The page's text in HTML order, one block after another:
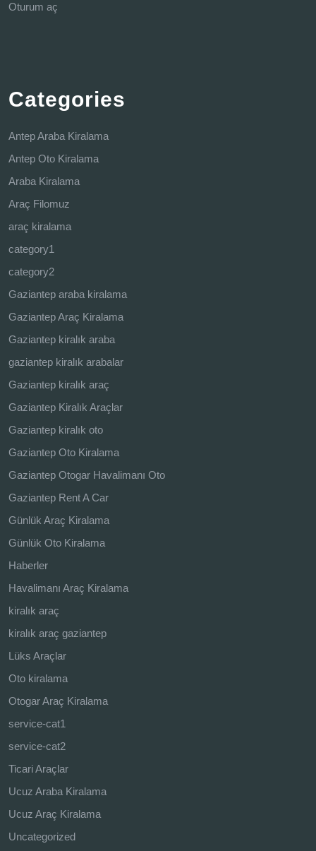
Oturum aç
Categories
Antep Araba Kiralama
Antep Oto Kiralama
Araba Kiralama
Araç Filomuz
araç kiralama
category1
category2
Gaziantep araba kiralama
Gaziantep Araç Kiralama
Gaziantep kiralık araba
gaziantep kiralık arabalar
Gaziantep kiralık araç
Gaziantep Kiralık Araçlar
Gaziantep kiralık oto
Gaziantep Oto Kiralama
Gaziantep Otogar Havalimanı Oto
Gaziantep Rent A Car
Günlük Araç Kiralama
Günlük Oto Kiralama
Haberler
Havalimanı Araç Kiralama
kiralık araç
kiralık araç gaziantep
Lüks Araçlar
Oto kiralama
Otogar Araç Kiralama
service-cat1
service-cat2
Ticari Araçlar
Ucuz Araba Kiralama
Ucuz Araç Kiralama
Uncategorized